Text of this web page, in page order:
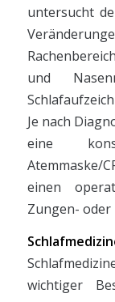
untersucht
und
Je nach
eine
Atemmaske/
einen
Zungen- oder
wichtiger